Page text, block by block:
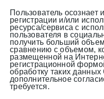
Пользователь осознает
регистрации и/или
ресурса/сервиса с
пользователя в
получить больший
сравнению с объемом,
размещенной на
регистрационной
обработку таких
дополнительное
требуется.